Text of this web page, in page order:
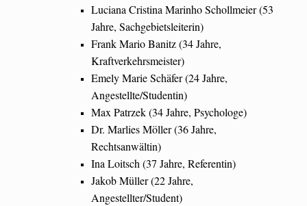
Luciana Cristina Marinho Schollmeier (53
Jahre, Sachgebietsleiterin)
Frank Mario Banitz (34 Jahre,
Kraftverkehrsmeister)
Emely Marie Schäfer (24 Jahre,
Angestellte/Studentin)
Max Patrzek (34 Jahre, Psychologe)
Dr. Marlies Möller (36 Jahre,
Rechtsanwältin)
Ina Loitsch (37 Jahre, Referentin)
Jakob Müller (22 Jahre,
Angestellter/Student)